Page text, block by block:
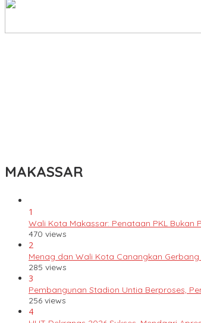
MAKASSAR
1
Wali Kota Makassar: Penataan PKL Bukan
470 views
2
Menag dan Wali Kota Canangkan
285 views
3
Pembangunan Stadion Untia Berproses,
256 views
4